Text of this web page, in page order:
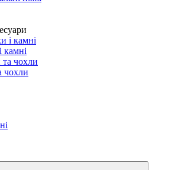
камні
чохли